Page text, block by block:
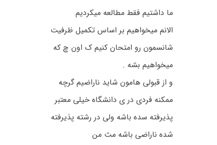
ما داشتیم فقط مطالعه میکردیم
الانم میخواهیم بر اساس تکمیل ظرفیت
شانسمون رو امتحان کنیم ک اون چ که
میخواهیم بشه .
و از قبولی هامون شاید ناراضیم گرچه
ممکنه فردی در ی دانشگاه خیلی معتبر
پذیرفته سده باشه ولی در رشته پذیرفته
شده ناراضی باشه مث من